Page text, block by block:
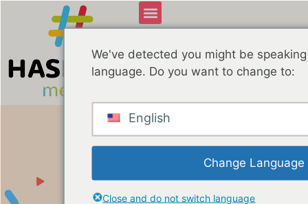
We've detected you might be
language. Do you want to change to:
English
Change Language
Close and do not switch language